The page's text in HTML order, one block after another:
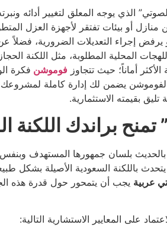
الذي يوجه المعلق لتغيير أدائه
أو بيئات تفتقر لأجهزة العزل
إجراء التعديلات الضرورية، فضلاً
المحلية المطلوبة، مثل اللكنة
الأكثر أماناً؛ حيث تتجاوز فوموشن فكرة
يضمن لك إدارة كاملة لمشروعك
بقيمته الاستثمارية.
براندك اللكنة
بلسان جمهورها المستهدف
باللكنة السعودية الأصيلة بشكل
عربية يجب أن يتمحور حول قدرة هذه
على المعايير الاستشارية التالية: